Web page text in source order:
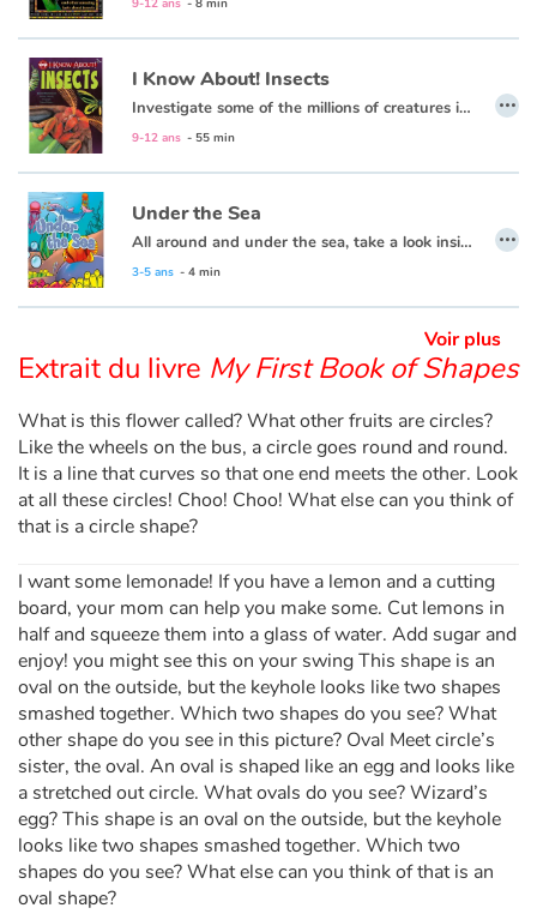
Apprendre les langues
Dyslexie, troubles de la lecture
Nos listes de lecture
Les plus lus
Coups de coeur
I Know About! Insects
Investigate some of the millions of creatures in the species of insects!
9-12 ans - 55 min
…
Under the Sea
All around and under the sea, take a look inside and explore with me.
3-5 ans - 4 min
…
Voir plus
Extrait du livre My First Book of Shapes
What is this flower called? What other fruits are circles?
Like the wheels on the bus, a circle goes round and round.
It is a line that curves so that one end meets the other. Look
at all these circles! Choo! Choo! What else can you think of
that is a circle shape?
I want some lemonade! If you have a lemon and a cutting
board, your mom can help you make some. Cut lemons in
half and squeeze them into a glass of water. Add sugar and
enjoy! you might see this on your swing This shape is an
oval on the outside, but the keyhole looks like two shapes
smashed together. Which two shapes do you see? What
other shape do you see in this picture? Oval Meet circle’s
sister, the oval. An oval is shaped like an egg and looks like
a stretched out circle. What ovals do you see? Wizard’s
egg? This shape is an oval on the outside, but the keyhole
looks like two shapes smashed together. Which two
shapes do you see? What else can you think of that is an
oval shape?